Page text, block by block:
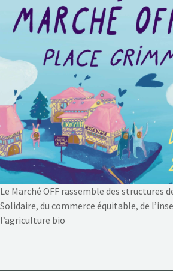
NOS ACTIONS
Le Marché OFF rassemble des structures
Solidaire, du commerce équitable, de
l’agriculture bio